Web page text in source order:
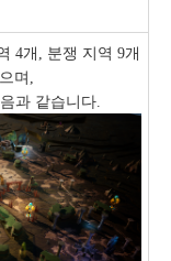
4개, 분쟁 지역 9개
며,
과 같습니다.